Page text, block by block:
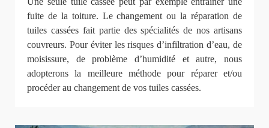
fuite de la toiture. Le changement ou la réparation de
tuiles cassées fait partie des spécialités de nos artisans
couvreurs. Pour éviter les risques d’infiltration d’eau, de
moisissure, de problème d’humidité et autre, nous
adopterons la meilleure méthode pour réparer et/ou
procéder au changement de vos tuiles cassées.